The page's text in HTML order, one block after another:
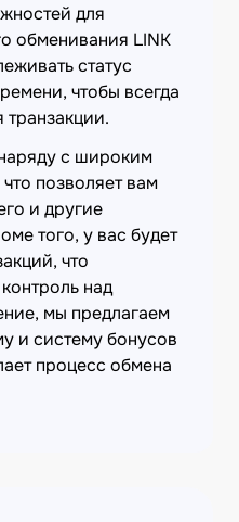
для
обменивания LINK
статус
чтобы всегда
транзакции.
с широким
позволяет вам
и другие
того, у вас будет
что
над
мы предлагаем
и систему бонусов
процесс обмена